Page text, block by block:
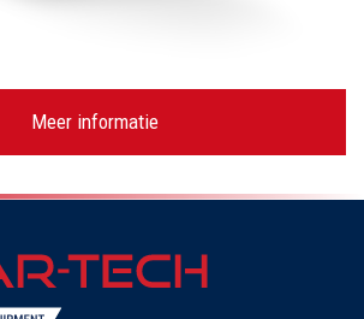
Meer informatie